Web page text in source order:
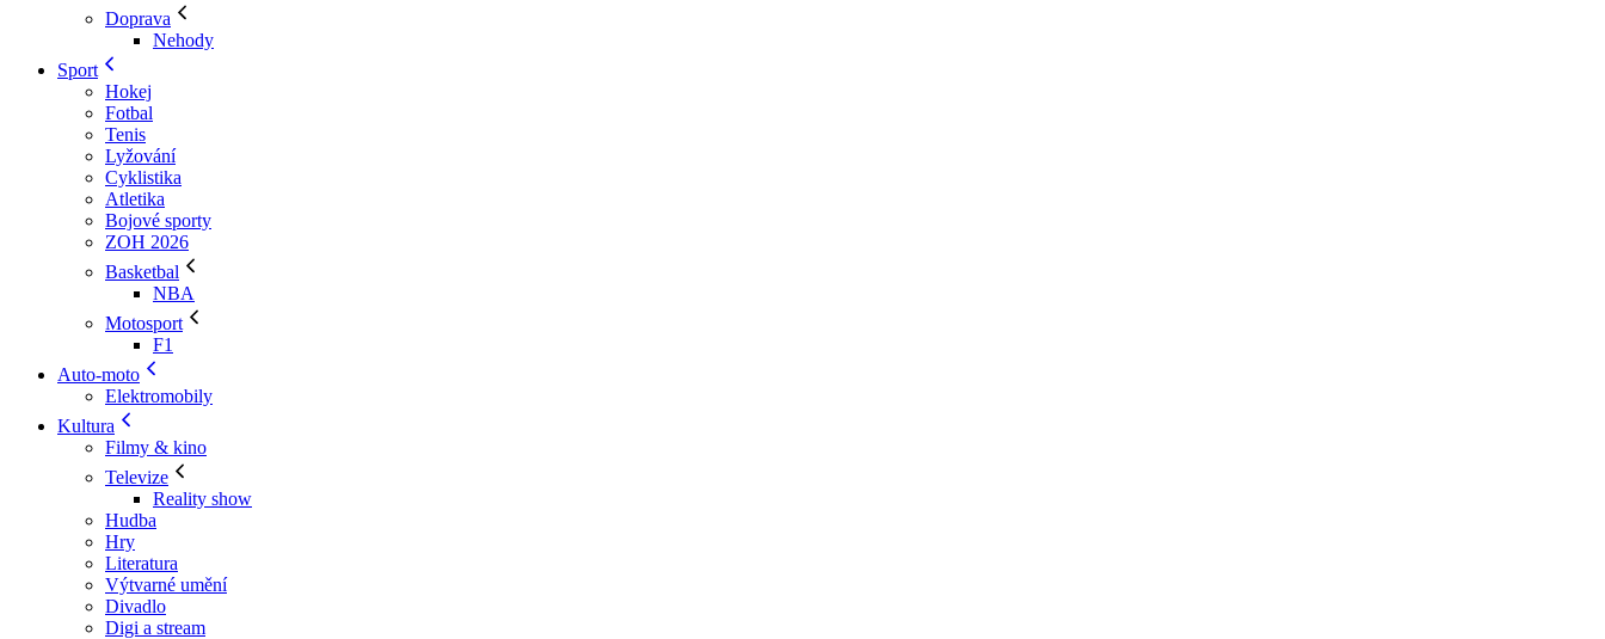
Doprava
Nehody
Sport
Hokej
Fotbal
Tenis
Lyžování
Cyklistika
Atletika
Bojové sporty
ZOH 2026
Basketbal
NBA
Motosport
F1
Auto-moto
Elektromobily
Kultura
Filmy & kino
Televize
Reality show
Hudba
Hry
Literatura
Výtvarné umění
Divadlo
Digi a stream